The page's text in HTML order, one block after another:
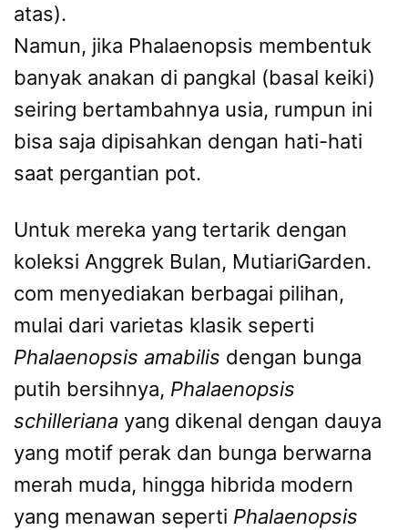
atas).
Namun, jika Phalaenopsis membentuk
banyak anakan di pangkal (basal keiki)
seiring bertambahnya usia, rumpun ini
bisa saja dipisahkan dengan hati-hati
saat pergantian pot.
Untuk mereka yang tertarik dengan
koleksi Anggrek Bulan, MutiariGarden.
com menyediakan berbagai pilihan,
mulai dari varietas klasik seperti
Phalaenopsis amabilis dengan bunga
putih bersihnya, Phalaenopsis
schilleriana yang dikenal dengan dauya
yang motif perak dan bunga berwarna
merah muda, hingga hibrida modern
yang menawan seperti Phalaenopsis